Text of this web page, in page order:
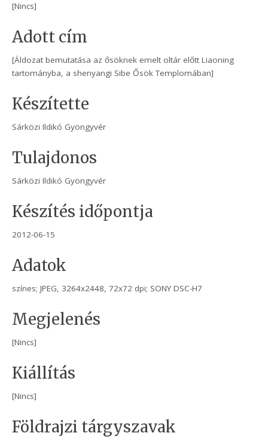
[Nincs]
Adott cím
[Áldozat bemutatása az ősöknek emelt oltár előtt Liaoning
tartományba, a shenyangi Sibe Ősök Templomában]
Készítette
Sárközi Ildikó Gyöngyvér
Tulajdonos
Sárközi Ildikó Gyöngyvér
Készítés időpontja
2012-06-15
Adatok
színes; JPEG, 3264x2448, 72x72 dpi; SONY DSC-H7
Megjelenés
[Nincs]
Kiállítás
[Nincs]
Földrajzi tárgyszavak